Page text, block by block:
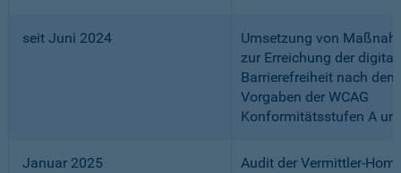
seit Juni 2024
Umsetzung von
zur Erreichung der
Barrierefreiheit nach den
Vorgaben der WCAG
Konformitätsstufen A
Januar 2025
Audit der Vermittler-